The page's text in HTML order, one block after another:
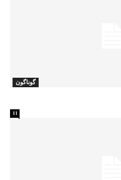
گوناگون
11